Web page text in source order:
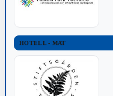
HOTELL - MAT